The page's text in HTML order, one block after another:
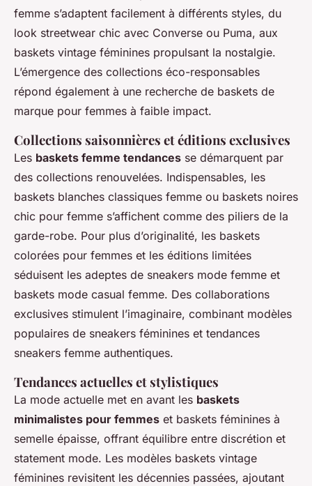
femme s’adaptent facilement à différents styles, du
look streetwear chic avec Converse ou Puma, aux
baskets vintage féminines propulsant la nostalgie.
L’émergence des collections éco-responsables
répond également à une recherche de baskets de
marque pour femmes à faible impact.
Collections saisonnières et éditions exclusives
Les baskets femme tendances se démarquent par
des collections renouvelées. Indispensables, les
baskets blanches classiques femme ou baskets noires
chic pour femme s’affichent comme des piliers de la
garde-robe. Pour plus d’originalité, les baskets
colorées pour femmes et les éditions limitées
séduisent les adeptes de sneakers mode femme et
baskets mode casual femme. Des collaborations
exclusives stimulent l’imaginaire, combinant modèles
populaires de sneakers féminines et tendances
sneakers femme authentiques.
Tendances actuelles et stylistiques
La mode actuelle met en avant les baskets
minimalistes pour femmes et baskets féminines à
semelle épaisse, offrant équilibre entre discrétion et
statement mode. Les modèles baskets vintage
féminines revisitent les décennies passées, ajoutant